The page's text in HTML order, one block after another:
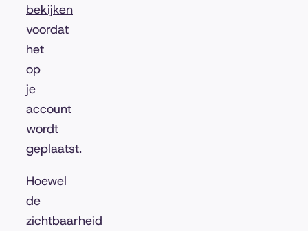
bekijken
voordat
het
op
je
account
wordt
geplaatst.
Hoewel
de
zichtbaarheid